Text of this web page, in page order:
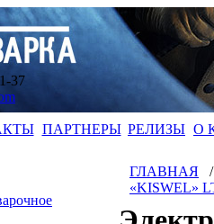
37
ПАРТНЕРЫ РЕЛИЗЫ О
ГЛАВНАЯ
«KISWEL»